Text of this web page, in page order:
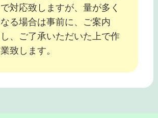
で対応致しますが、量が多く
なる場合は事前に、ご案内
し、ご了承いただいた上で作
業致します。